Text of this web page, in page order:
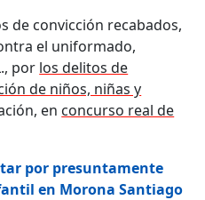
de convicción recabados,
el uniformado,
por los delitos de
de niños, niñas y
en concurso real de
por presuntamente
en Morona Santiago